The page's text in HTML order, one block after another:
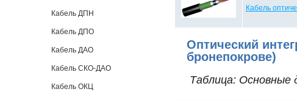
Кабель ДПН
Кабель ДПО
Кабель ДАО
Кабель СКО-ДАО
Кабель ОКЦ
Кабель
Оптический
бронепокрове)
Таблица: Основные